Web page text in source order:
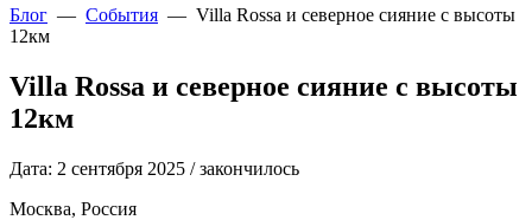
Блог — События — Villa Rossa и северное сияние с высоты
12км
Villa Rossa и северное сияние с высоты
12км
Дата: 2 сентября 2025 / закончилось
Москва, Россия